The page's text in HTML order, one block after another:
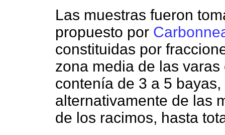
Las muestras fueron
propuesto por
constituidas por
zona media de las
contenía de 3 a 5
alternativamente de las
de los racimos, hasta